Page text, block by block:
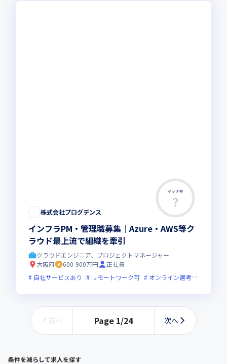
マッチ率
株式会社プログデンス
インフラPM・管理職募集｜Azure・AWS等ク
ラウド最上流で組織を牽引
クラウドエンジニア、プロジェクトマネージャー
大阪府
600-900万円
正社員
自社サービスあり
リモートワーク可 オンライン選考可
前へ Page 1/24 次へ
条件を減らして求人を探す